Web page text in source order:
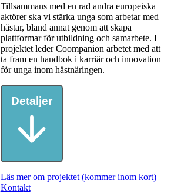
Tillsammans med en rad andra europeiska
aktörer ska vi stärka unga som arbetar med
hästar, bland annat genom att skapa
plattformar för utbildning och samarbete. I
projektet leder Coompanion arbetet med att
ta fram en handbok i karriär och innovation
för unga inom hästnäringen.
Detaljer
Läs mer om projektet (kommer inom kort)
Kontakt